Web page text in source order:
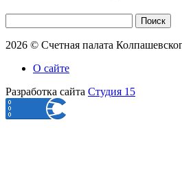
Поиск
2026 © Счетная палата
О сайте
Разработка сайта Студия 15